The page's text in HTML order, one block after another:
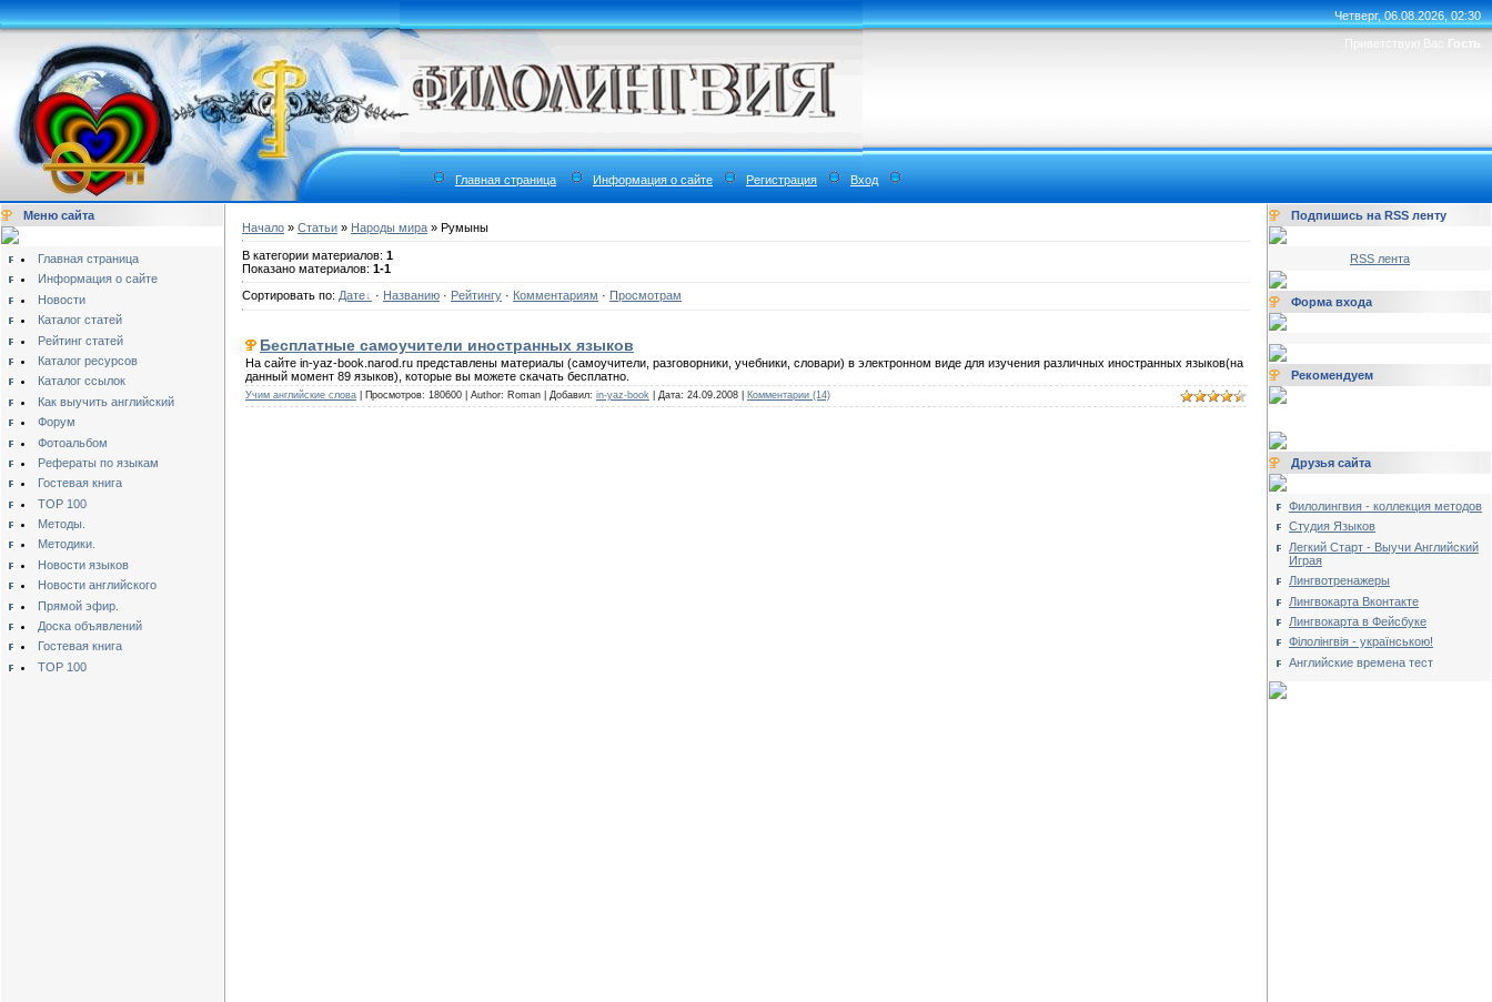
Четверг, 06.08.2026, 02:30
Приветствую Вас Гость
Главная страница Информация о сайте Регистрация Вход
Меню сайта
Главная страница
Информация о сайте
Новости
Каталог статей
Рейтинг статей
Каталог ресурсов
Каталог ссылок
Как выучить английский
Форум
Фотоальбом
Рефераты по языкам
Гостевая книга
TOP 100
Методы.
Методики.
Новости языков
Новости английского
Прямой эфир.
Доска объявлений
Гостевая книга
TOP 100
Начало » Статьи » Народы мира » Румыны
В категории материалов: 1
Показано материалов: 1-1
Сортировать по: Дате · Названию · Рейтингу · Комментариям · Просмотрам
Бесплатные самоучители иностранных языков
На сайте in-yaz-book.narod.ru представлены материалы (самоучители, разговорники, учебники, словари) в электронном виде для изучения различных иностранных языков(на
данный момент 89 языков), которые вы можете скачать бесплатно.
Учим английские слова | Просмотров: 180600 | Author: Roman | Добавил: in-yaz-book | Дата: 24.09.2008 Комментарии (14)
Подпишись на RSS ленту
RSS лента
Форма входа
Рекомендуем
Друзья сайта
Филолингвия - коллекция методов
Студия Языков
Легкий Старт - Выучи Английский
Играя
Лингвотренажеры
Лингвокарта Вконтакте
Лингвокарта в Фейсбуке
Філолінгвія - українською!
Английские времена тест